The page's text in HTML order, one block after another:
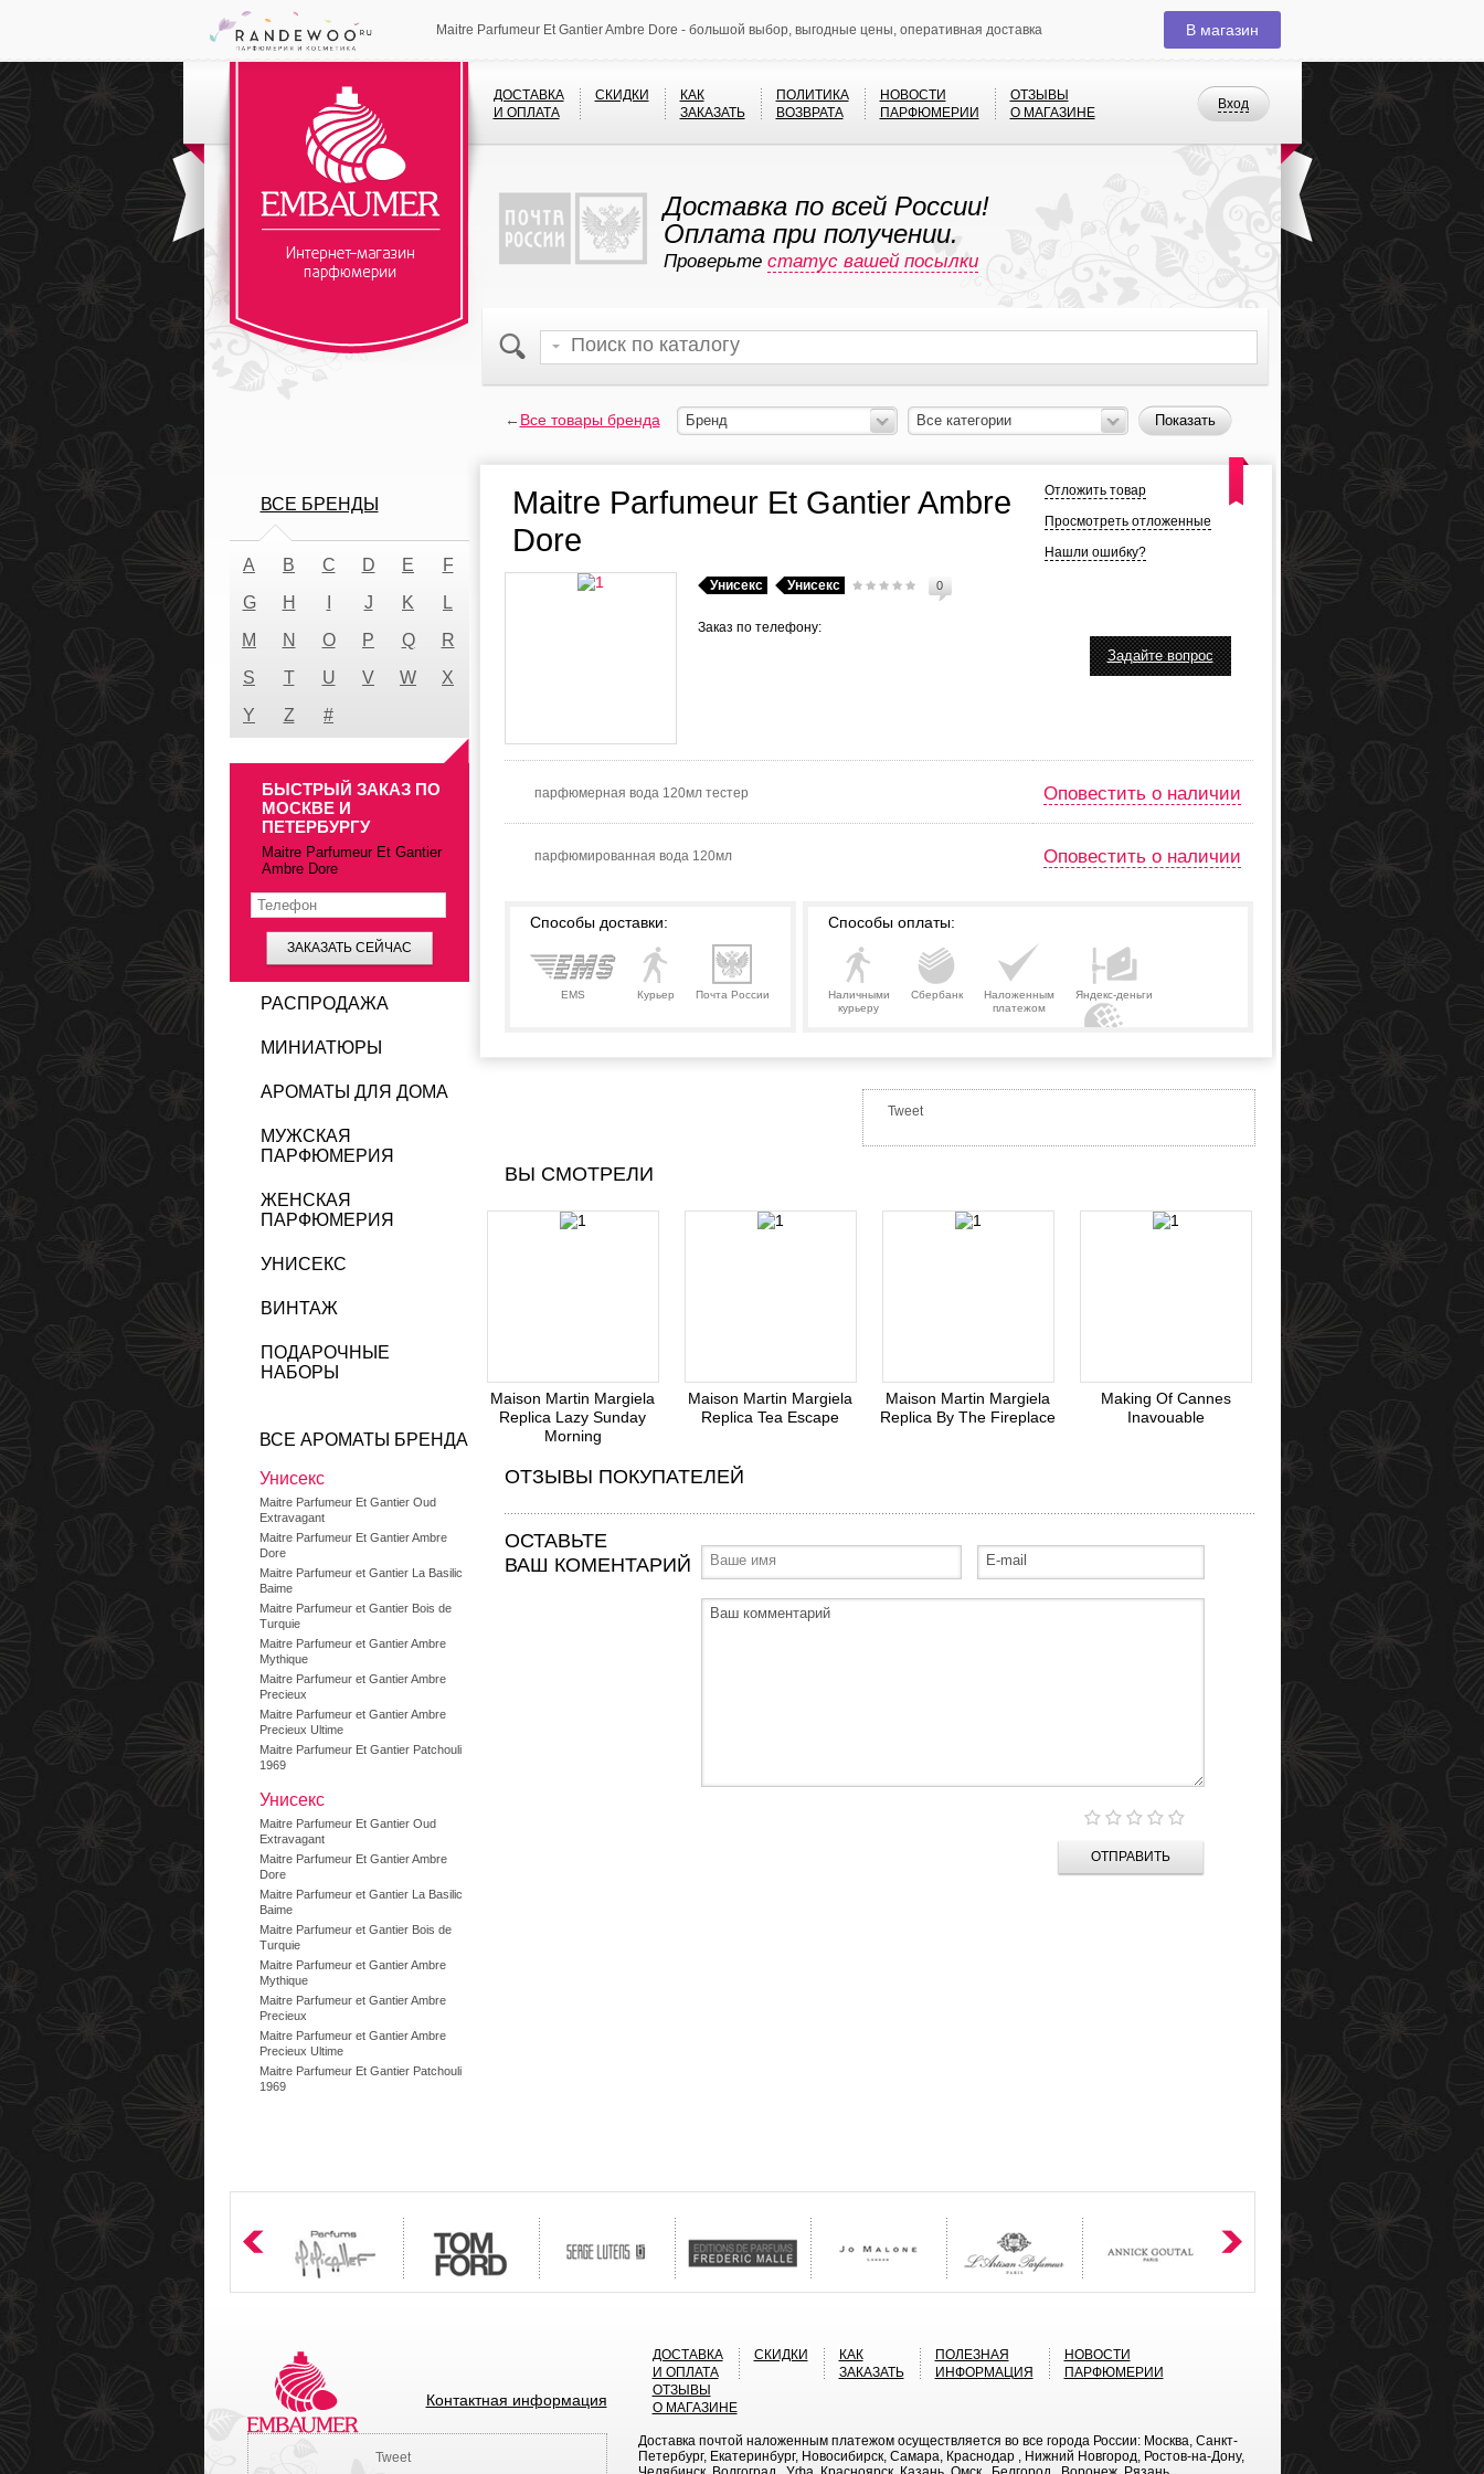
Maitre Parfumeur Et Gantier Ambre Dore - большой выбор, выгодные цены, оперативная доставка В магазин
Вход
ДОСТАВКА
И ОПЛАТА
СКИДКИ
КАК
ЗАКАЗАТЬ
ПОЛИТИКА
ВОЗВРАТА
НОВОСТИ
ПАРФЮМЕРИИ
ОТЗЫВЫ
О МАГАЗИНЕ
Доставка по всей России!
Оплата при получении.
Проверьте статус вашей посылки
←Все товары бренда Бренд Все категории Показать
Отложить товар
Просмотреть отложенные
Нашли ошибку?
Maitre Parfumeur Et Gantier Ambre
Dore
Унисекс Унисекс 0
Задайте вопрос
Заказ по телефону:
парфюмерная вода 120мл тестер Оповестить о наличии
парфюмированная вода 120мл Оповестить о наличии
Способы доставки:
EMS Курьер Почта России
Способы оплаты:
Наличными
курьеру
Сбербанк
Наложенным
платежом
Яндекс-деньги
Tweet
ВЫ СМОТРЕЛИ
Maison Martin Margiela
Replica Lazy Sunday
Morning
Maison Martin Margiela
Replica Tea Escape
Maison Martin Margiela
Replica By The Fireplace
Making Of Cannes
Inavouable
ОТЗЫВЫ ПОКУПАТЕЛЕЙ
ОСТАВЬТЕ
ВАШ КОМЕНТАРИЙ
ОТПРАВИТЬ
ВСЕ БРЕНДЫ
A B C D E
F
G
H J K
L
M
N O P Q
R
S
T U V W
X
Y
Z #
БЫСТРЫЙ ЗАКАЗ ПО
МОСКВЕ И
ПЕТЕРБУРГУ
Maitre Parfumeur Et Gantier
Ambre Dore
ЗАКАЗАТЬ СЕЙЧАС
РАСПРОДАЖА
МИНИАТЮРЫ
АРОМАТЫ ДЛЯ ДОМА
МУЖСКАЯ
ПАРФЮМЕРИЯ
ЖЕНСКАЯ
ПАРФЮМЕРИЯ
УНИСЕКС
ВИНТАЖ
ПОДАРОЧНЫЕ
НАБОРЫ
ВСЕ АРОМАТЫ БРЕНДА
Унисекс
Maitre Parfumeur Et Gantier Oud
Extravagant
Maitre Parfumeur Et Gantier Ambre
Dore
Maitre Parfumeur et Gantier La Basilic
Baime
Maitre Parfumeur et Gantier Bois de
Turquie
Maitre Parfumeur et Gantier Ambre
Mythique
Maitre Parfumeur et Gantier Ambre
Precieux
Maitre Parfumeur et Gantier Ambre
Precieux Ultime
Maitre Parfumeur Et Gantier Patchouli
1969
Унисекс
Maitre Parfumeur Et Gantier Oud
Extravagant
Maitre Parfumeur Et Gantier Ambre
Dore
Maitre Parfumeur et Gantier La Basilic
Baime
Maitre Parfumeur et Gantier Bois de
Turquie
Maitre Parfumeur et Gantier Ambre
Mythique
Maitre Parfumeur et Gantier Ambre
Precieux
Maitre Parfumeur et Gantier Ambre
Precieux Ultime
Maitre Parfumeur Et Gantier Patchouli
1969
Контактная информация
ДОСТАВКА
И ОПЛАТА
СКИДКИ
КАК
ЗАКАЗАТЬ
ПОЛЕЗНАЯ
ИНФОРМАЦИЯ
НОВОСТИ
ПАРФЮМЕРИИ
ОТЗЫВЫ
О МАГАЗИНЕ
Tweet
Доставка почтой наложенным платежом осуществляется во все города России: Москва, Санкт-
Петербург, Екатеринбург, Новосибирск, Самара, Краснодар , Нижний Новгород, Ростов-на-Дону,